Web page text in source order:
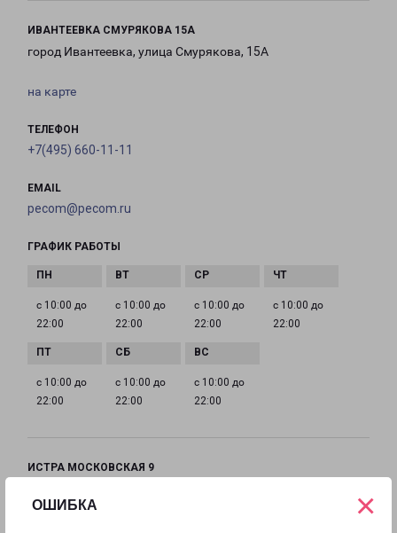
ОШИБКА ×
ИВАНТЕЕВКА СМУРЯКОВА 15А
город Ивантеевка, улица Смурякова, 15А
на карте
ТЕЛЕФОН
+7(495) 660-11-11
EMAIL
pecom@pecom.ru
ГРАФИК РАБОТЫ
с 10:00 до
22:00
с 10:00 до
22:00
с 10:00 до
22:00
с 10:00 до
22:00
с 10:00 до
22:00
с 10:00 до
22:00
с 10:00 до
22:00
ИСТРА МОСКОВСКАЯ 9